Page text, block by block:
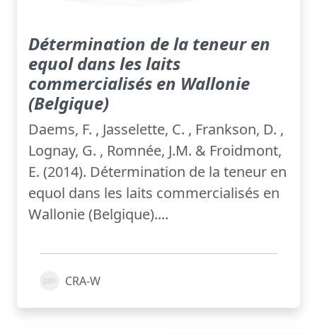
Détermination de la teneur en
equol dans les laits
commercialisés en Wallonie
(Belgique)
Daems, F. , Jasselette, C. , Frankson, D. ,
Lognay, G. , Romnée, J.M. & Froidmont,
E. (2014). Détermination de la teneur en
equol dans les laits commercialisés en
Wallonie (Belgique)....
CRA-W